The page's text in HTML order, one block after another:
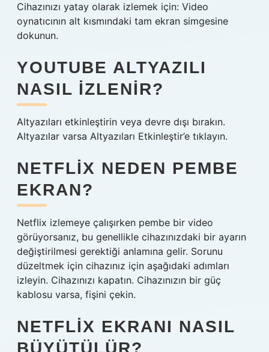
Cihazınızı yatay olarak izlemek için: Video
oynatıcının alt kısmındaki tam ekran simgesine
dokunun.
YOUTUBE ALTYAZILI
NASIL IZLENIR?
Altyazıları etkinleştirin veya devre dışı bırakın.
Altyazılar varsa Altyazıları Etkinleştir’e tıklayın.
NETFLIX NEDEN PEMBE
EKRAN?
Netflix izlemeye çalışırken pembe bir video
görüyorsanız, bu genellikle cihazınızdaki bir ayarın
değiştirilmesi gerektiği anlamına gelir. Sorunu
düzeltmek için cihazınız için aşağıdaki adımları
izleyin. Cihazınızı kapatın. Cihazınızın bir güç
kablosu varsa, fişini çekin.
NETFLIX EKRANI NASIL
BÜYÜTÜLÜR?